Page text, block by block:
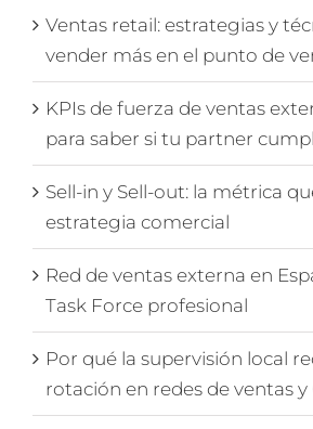
Ventas retail: estrategias y
vender más en el punto de
KPIs de fuerza de ventas
para saber si tu partner
Sell-in y Sell-out: la métrica
estrategia comercial
Red de ventas externa en
Task Force profesional
Por qué la supervisión local
rotación en redes de ventas y